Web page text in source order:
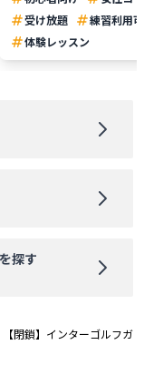
受け放題
練習利用可
体験レッスン
を探す
【閉鎖】インターゴルフガ